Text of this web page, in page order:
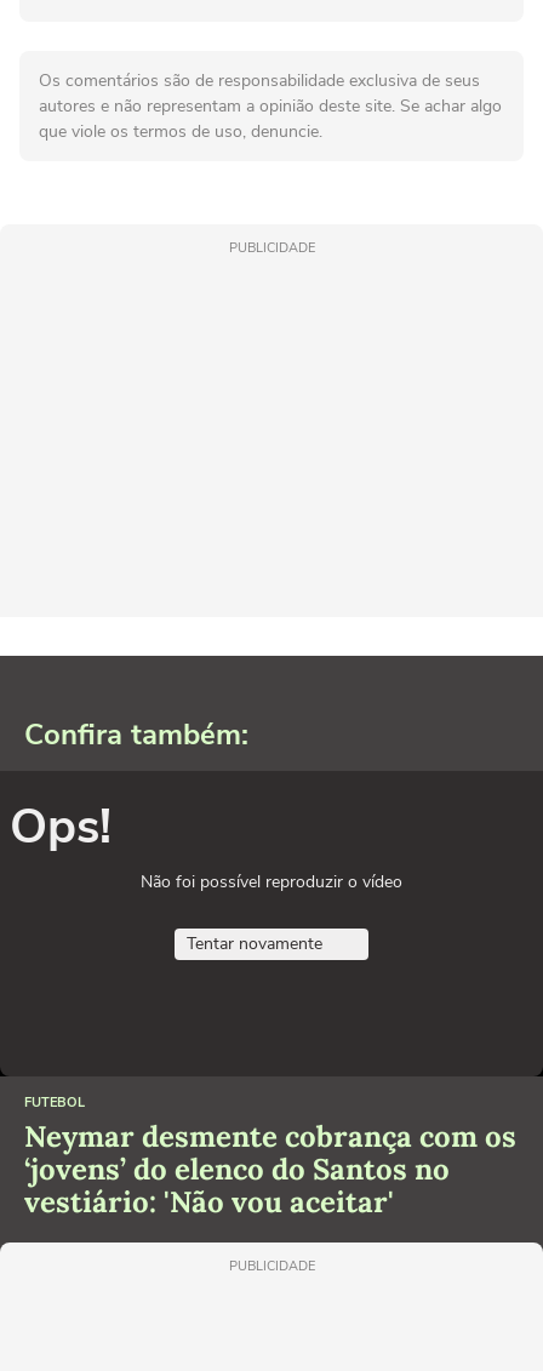
Os comentários são de responsabilidade exclusiva de seus
autores e não representam a opinião deste site. Se achar algo
que viole os termos de uso, denuncie.
PUBLICIDADE
Confira também:
Ops!
Não foi possível reproduzir o vídeo
Tentar novamente
FUTEBOL
Neymar desmente cobrança com os
‘jovens’ do elenco do Santos no
vestiário: 'Não vou aceitar'
PUBLICIDADE